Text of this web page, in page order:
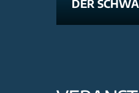
DER